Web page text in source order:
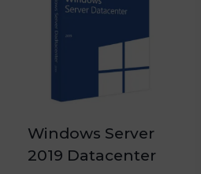
Windows Server
2019 Datacenter